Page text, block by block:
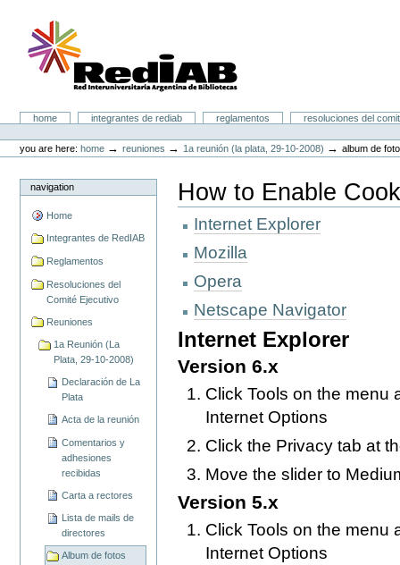
content.
Portal RedIAB
Sectionshome integrantes de rediab reglamentos
resoluciones del
tools
you are here: home →reuniones →1a reunión (la plata, 29-10-2008) →album de
navigation
Home
Integrantes de RedIAB
Reglamentos
Resoluciones del
Comité Ejecutivo
Reuniones
1a Reunión (La
Plata, 29-10-2008)
Declaración de La
Plata
Acta de la reunión
Comentarios y
adhesiones
recibidas
Carta a rectores
Lista de mails de
directores
Album de fotos
How to Enable
Internet Explorer
Mozilla
Opera
Netscape Navigator
Internet Explorer
Version 6.x
Click Tools on the menu
Internet Options
Click the Privacy tab at
Move the slider to
Version 5.x
Click Tools on the menu
Internet Options